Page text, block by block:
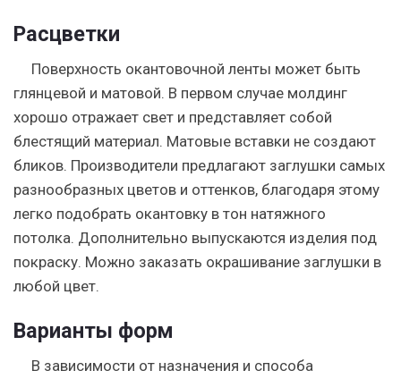
Расцветки
Поверхность окантовочной ленты может быть
глянцевой и матовой. В первом случае молдинг
хорошо отражает свет и представляет собой
блестящий материал. Матовые вставки не создают
бликов. Производители предлагают заглушки самых
разнообразных цветов и оттенков, благодаря этому
легко подобрать окантовку в тон натяжного
потолка. Дополнительно выпускаются изделия под
покраску. Можно заказать окрашивание заглушки в
любой цвет.
Варианты форм
В зависимости от назначения и способа